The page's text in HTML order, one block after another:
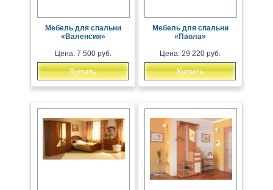
Мебель для спальни
«Валенсия»
Цена: 7 500 руб.
Купить
Мебель для спальни
«Паола»
Цена: 29 220 руб.
Купить